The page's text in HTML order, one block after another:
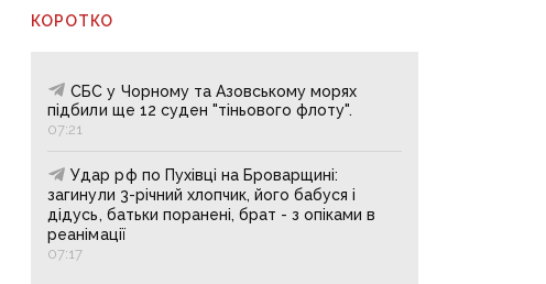
КОРОТКО
СБС у Чорному та Азовському морях
підбили ще 12 суден "тіньового флоту".
07:21
Удар рф по Пухівці на Броварщині:
загинули 3-річний хлопчик, його бабуся і
дідусь, батьки поранені, брат - з опіками в
реанімації
07:17